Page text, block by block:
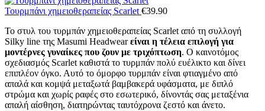
Τουρμπάνι χημειοθεραπείας Scarlet €39.90
Το στυλ του τυρμπάν χημειοθεραπείας Scarlet από τη συλλογή
Silky line της Masumi Headwearείναι η τέλεια επιλογή για
μοντέρνες γυναίκες που ζουν με τριχόπτωση. Ο καινοτόμος
σχεδιασμός Scarlet καθιστά το τυρμπάν πολύ ευέλικτο και δίνει
επιπλέον όγκο. Αυτό το όμορφο τυρμπάν είναι φτιαγμένο από
απαλά και κομψά μεταξωτά βαμβακερά υφάσματα, με διπλό
στρώμα και χωρίς ραφές στο εσωτερικό, δίνοντάς σας μεταξένια
απαλή αίσθηση, διατηρώντας ταυτόχρονα ζεστό και άνετο.